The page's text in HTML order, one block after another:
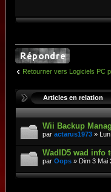
Retourner vers Logiciels PC
Articles en relation
Wii Backup
par actarus1973 »
WadID5 wad info
par Oops » Dim 3 Mai